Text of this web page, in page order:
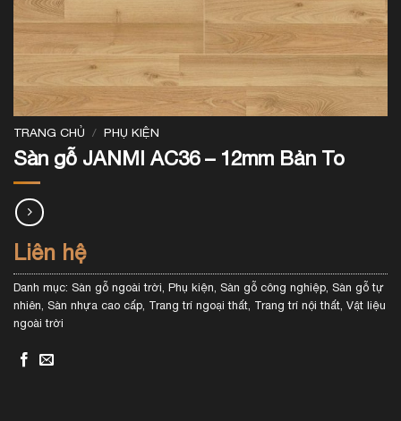
TRANG CHỦ / PHỤ KIỆN
Sàn gỗ JANMI AC36 – 12mm Bản To
Liên hệ
Danh mục: Sàn gỗ ngoài trời Phụ kiện Sàn gỗ công nghiệp Sàn gỗ tự
nhiên Sàn nhựa cao cấp Trang trí ngoại thất Trang trí nội thất Vật liệu
ngoài trời